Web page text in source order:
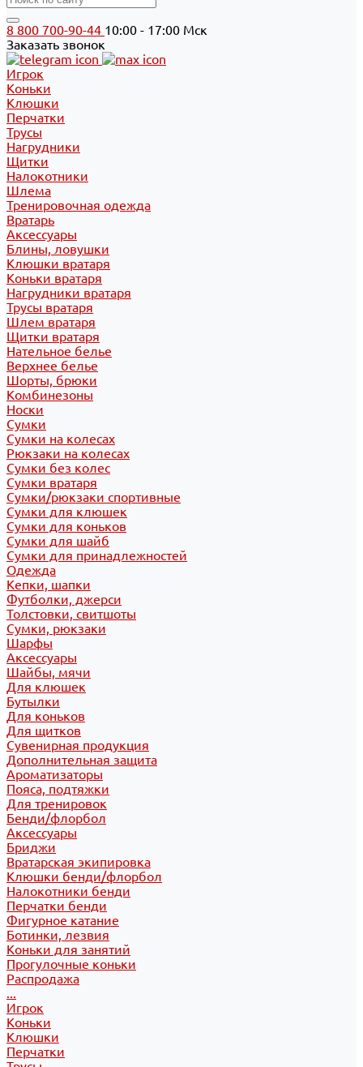
8 800 700-90-44 10:00 - 17:00 Мск
Заказать звонок
Игрок
Коньки
Клюшки
Перчатки
Трусы
Нагрудники
Щитки
Налокотники
Шлема
Тренировочная одежда
Вратарь
Аксессуары
Блины, ловушки
Клюшки вратаря
Коньки вратаря
Нагрудники вратаря
Трусы вратаря
Шлем вратаря
Щитки вратаря
Нательное белье
Верхнее белье
Шорты, брюки
Комбинезоны
Носки
Сумки
Сумки на колесах
Рюкзаки на колесах
Сумки без колес
Сумки вратаря
Сумки/рюкзаки спортивные
Сумки для клюшек
Сумки для коньков
Сумки для шайб
Сумки для принадлежностей
Одежда
Кепки, шапки
Футболки, джерси
Толстовки, свитшоты
Сумки, рюкзаки
Шарфы
Аксессуары
Шайбы, мячи
Для клюшек
Бутылки
Для коньков
Для щитков
Сувенирная продукция
Дополнительная защита
Ароматизаторы
Пояса, подтяжки
Для тренировок
Бенди/флорбол
Аксессуары
Бриджи
Вратарская экипировка
Клюшки бенди/флорбол
Налокотники бенди
Перчатки бенди
Фигурное катание
Ботинки, лезвия
Коньки для занятий
Прогулочные коньки
Распродажа
...
Игрок
Коньки
Клюшки
Перчатки